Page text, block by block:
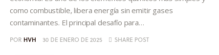
como combustible, libera energía sin emitir gases
contaminantes. El principal desafío para…
POR HVH 30 DE ENERO DE 2025 SHARE POST